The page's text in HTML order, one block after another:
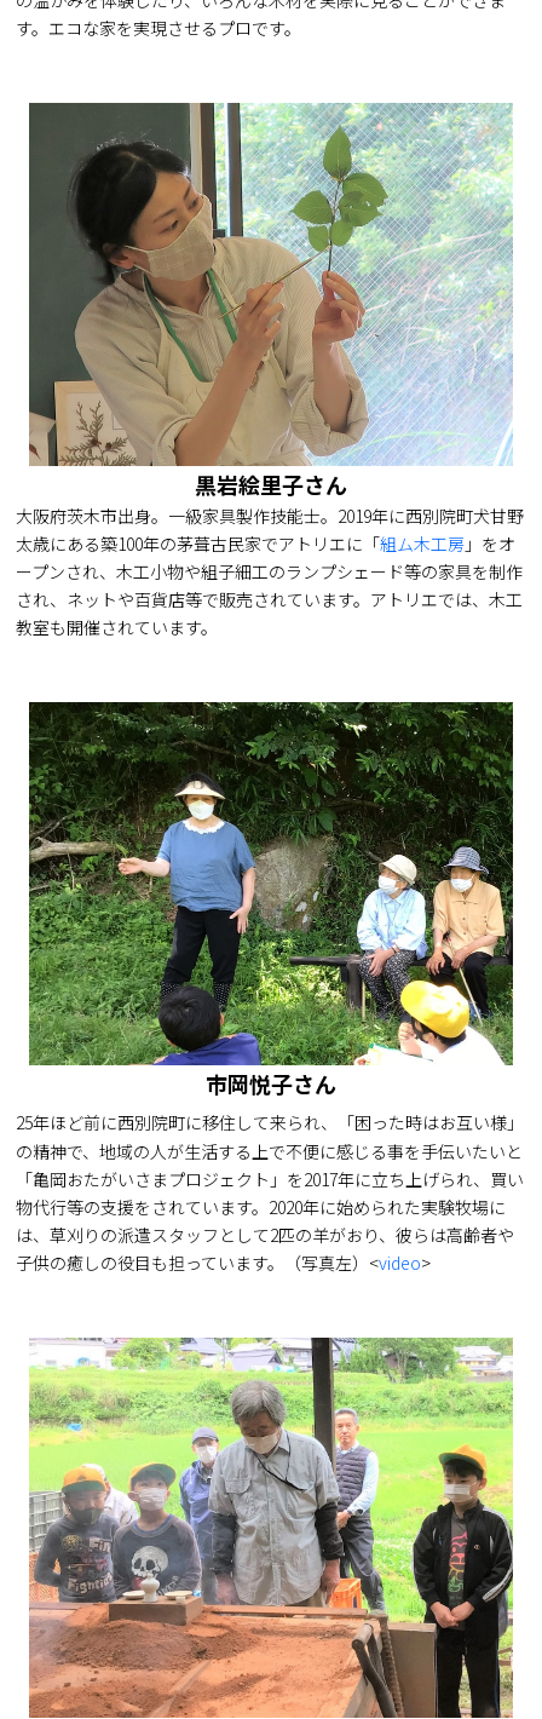
す。エコな家を実現させるプロです。
黒岩絵里子さん
大阪府茨木市出身。一級家具製作技能士。2019年に西別院町犬甘野
太歳にある築100年の茅葺古民家でアトリエに「組ム木工房 」をオ
ープンされ、木工小物や組子細工のランプシェード等の家具を制作
され、ネットや百貨店等で販売されています。アトリエでは、木工
教室も開催されています。
市岡悦子さん
25年ほど前に西別院町に移住して来られ、「困った時はお互い様」
の精神で、地域の人が生活する上で不便に感じる事を手伝いたいと
「亀岡おたがいさまプロジェクト」を2017年に立ち上げられ、買い
物代行等の支援をされています。2020年に始められた実験牧場に
は、草刈りの派遣スタッフとして2匹の羊がおり、彼らは高齢者や
子供の癒しの役目も担っています。（写真左）<video>